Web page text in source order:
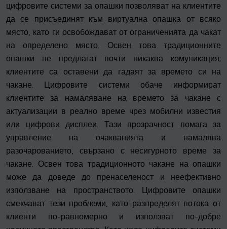
цифровите системи за опашки позволяват на клиентите
да се присъединят към виртуална опашка от всяко
място, като ги освобождават от ограниченията да чакат
на определено място. Освен това традиционните
опашки не предлагат почти никаква комуникация;
клиентите са оставени да гадаят за времето си на
чакане. Цифровите системи обаче информират
клиентите за намаляване на времето за чакане с
актуализации в реално време чрез мобилни известия
или цифрови дисплеи. Тази прозрачност помага за
управление на очакванията и намалява
разочарованието, свързано с несигурното време за
чакане. Освен това традиционното чакане на опашки
може да доведе до пренаселеност и неефективно
използване на пространството. Цифровите опашки
смекчават тези проблеми, като разпределят потока от
клиенти по-равномерно и използват по-добре